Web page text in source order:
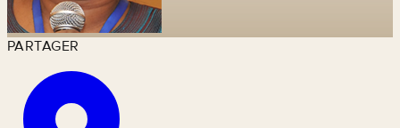
PARTAGER